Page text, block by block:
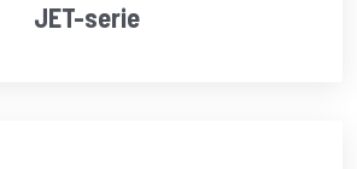
JET-serie